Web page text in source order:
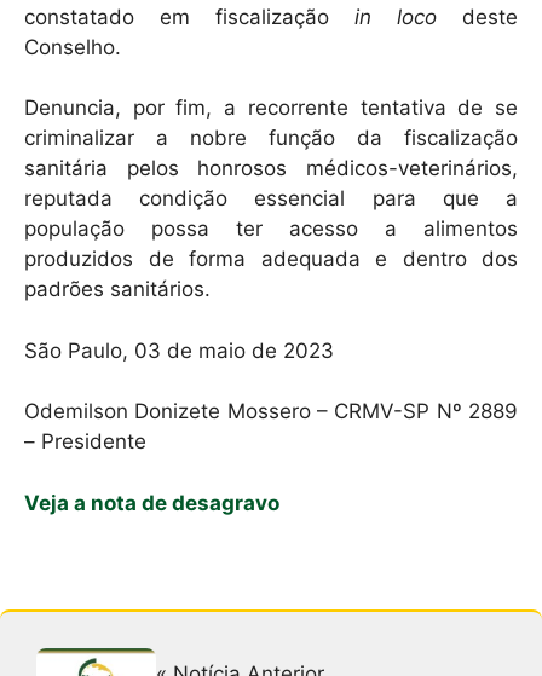
constatado em fiscalização in loco deste
Conselho.
Denuncia, por fim, a recorrente tentativa de se
criminalizar a nobre função da fiscalização
sanitária pelos honrosos médicos-veterinários,
reputada condição essencial para que a
população possa ter acesso a alimentos
produzidos de forma adequada e dentro dos
padrões sanitários.
São Paulo, 03 de maio de 2023
Odemilson Donizete Mossero – CRMV-SP Nº 2889
– Presidente
Veja a nota de desagravo